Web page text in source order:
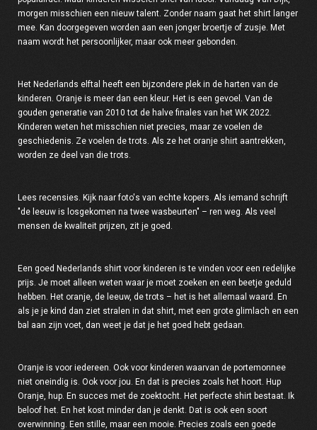
morgen misschien een nieuw talent. Zonder naam gaat het shirt langer
mee. Kan doorgegeven worden aan een jonger broertje of zusje. Met
naam wordt het persoonlijker, maar ook meer gebonden.
Het Nederlands elftal heeft een bijzondere plek in de harten van de
kinderen. Oranje is meer dan een kleur. Het is een gevoel. Van de
gouden generatie van 2010 tot de halve finales van het WK 2022.
Kinderen weten het misschien niet precies, maar ze voelen de
geschiedenis. Ze voelen de trots. Als ze het oranje shirt aantrekken,
worden ze deel van die trots.
Lees recensies. Kijk naar foto's van echte kopers. Als iemand schrijft
"de leeuw is losgekomen na twee wasbeurten" – ren weg. Als veel
mensen de kwaliteit prijzen, zit je goed.
Een goed Nederlands shirt voor kinderen is te vinden voor een redelijke
prijs. Je moet alleen weten waar je moet zoeken en een beetje geduld
hebben. Het oranje, de leeuw, de trots – het is het allemaal waard. En
als je je kind dan ziet stralen in dat shirt, met een grote glimlach en een
bal aan zijn voet, dan weet je dat je het goed hebt gedaan.
Oranje is voor iedereen. Ook voor kinderen waarvan de portemonnee
niet oneindig is. Ook voor jou. En dat is precies zoals het hoort. Hup
Oranje, hup. En succes met de zoektocht. Het perfecte shirt bestaat. Ik
beloof het. En het kost minder dan je denkt. Dat is ook een soort
overwinning. Een stille, maar een mooie. Precies zoals een goede